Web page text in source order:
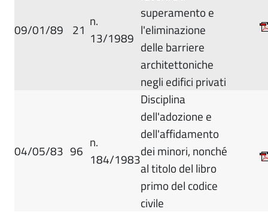
09/01/89 21
n.
13/1989
superamento e
l'eliminazione
delle barriere
architettoniche
negli edifici privati
04/05/83 96
n.
184/1983
Disciplina
dell'adozione e
dell'affidamento
dei minori, nonché
al titolo del libro
primo del codice
civile